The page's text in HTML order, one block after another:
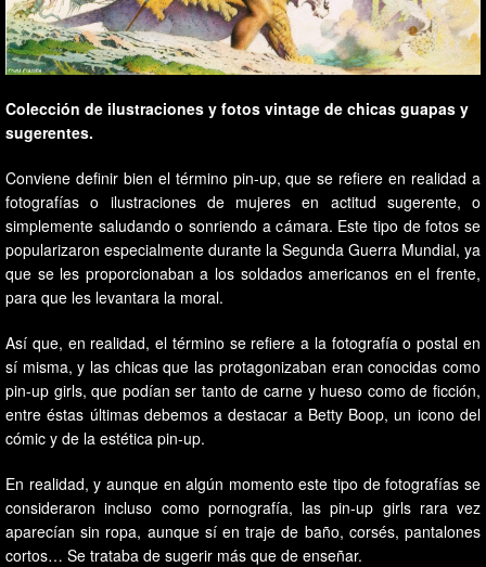
Colección de ilustraciones y fotos vintage de chicas guapas y
sugerentes.
Conviene definir bien el término pin-up, que se refiere en realidad a
fotografías o ilustraciones de mujeres en actitud sugerente, o
simplemente saludando o sonriendo a cámara. Este tipo de fotos se
popularizaron especialmente durante la Segunda Guerra Mundial, ya
que se les proporcionaban a los soldados americanos en el frente,
para que les levantara la moral.
Así que, en realidad, el término se refiere a la fotografía o postal en
sí misma, y las chicas que las protagonizaban eran conocidas como
pin-up girls, que podían ser tanto de carne y hueso como de ficción,
entre éstas últimas debemos a destacar a Betty Boop, un icono del
cómic y de la estética pin-up.
En realidad, y aunque en algún momento este tipo de fotografías se
consideraron incluso como pornografía, las pin-up girls rara vez
aparecían sin ropa, aunque sí en traje de baño, corsés, pantalones
cortos… Se trataba de sugerir más que de enseñar.